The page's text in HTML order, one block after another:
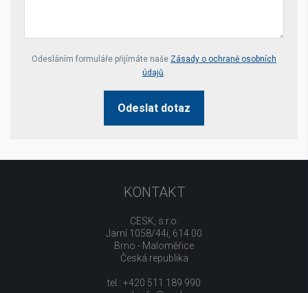
Your website *
Odesláním formuláře přijímáte naše Zásady o ochraně osobních
údajů.
Odeslat dotaz
KONTAKT
CESK, s.r.o.
Jarní 1058/44i, 614 00
Brno - Maloměřice
Česká republika
tel.: +420 511 189 990